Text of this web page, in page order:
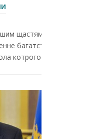
щастям є
багатство
котрого